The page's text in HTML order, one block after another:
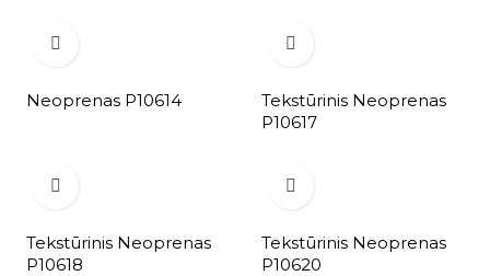

Neoprenas P10614

Tekstūrinis Neoprenas
P10617

Tekstūrinis Neoprenas
P10618

Tekstūrinis Neoprenas
P10620